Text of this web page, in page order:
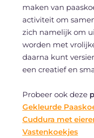
maken van
activiteit om
zich namelijk om
worden met
daarna kunt
een creatief en
Probeer ook deze
Gekleurde
Cuddura met
Vastenkoekjes